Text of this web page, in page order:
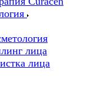
лица
лица